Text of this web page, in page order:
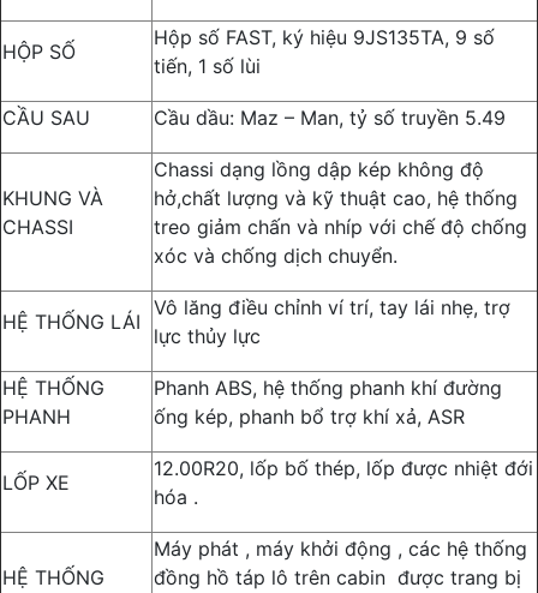
HỘP SỐ
Hộp số FAST, ký hiệu 9JS135TA, 9 số
tiến, 1 số lùi
CẦU SAU Cầu dầu: Maz – Man, tỷ số truyền 5.49
KHUNG VÀ
CHASSI
Chassi dạng lồng dập kép không độ
hở,chất lượng và kỹ thuật cao, hệ thống
treo giảm chấn và nhíp với chế độ chống
xóc và chống dịch chuyển.
HỆ THỐNG LÁI
Vô lăng điều chỉnh ví trí, tay lái nhẹ, trợ
lực thủy lực
HỆ THỐNG
PHANH
Phanh ABS, hệ thống phanh khí đường
ống kép, phanh bổ trợ khí xả, ASR
LỐP XE
12.00R20, lốp bố thép, lốp được nhiệt đới
hóa .
HỆ THỐNG
Máy phát , máy khởi động , các hệ thống
đồng hồ táp lô trên cabin được trang bị